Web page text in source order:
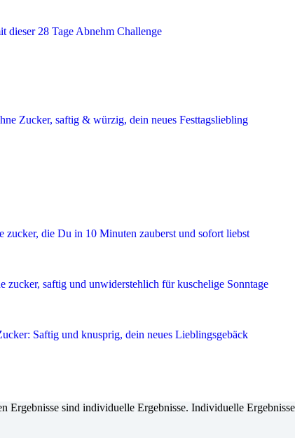
dieser 28 Tage Abnehm Challenge
Zucker, saftig & würzig, dein neues Festtagsliebling
zucker, die Du in 10 Minuten zauberst und sofort liebst
zucker, saftig und unwiderstehlich für kuschelige Sonntage
Saftig und knusprig, dein neues Lieblingsgebäck
Ergebnisse sind individuelle Ergebnisse. Individuelle